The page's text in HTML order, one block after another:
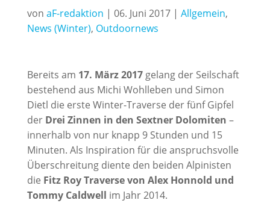
von aF-redaktion | 06. Juni 2017| Allgemein,
News (Winter), Outdoornews
Bereits am 17. März 2017gelang der Seilschaft
bestehend aus Michi Wohlleben und Simon
Dietl die erste Winter-Traverse der fünf Gipfel
derDrei Zinnen in den Sextner Dolomiten –
innerhalb von nur knapp 9 Stunden und 15
Minuten. Als Inspiration für die anspruchsvolle
Überschreitung diente den beiden Alpinisten
die Fitz Roy Traverse von Alex Honnold und
Tommy Caldwell im Jahr 2014.